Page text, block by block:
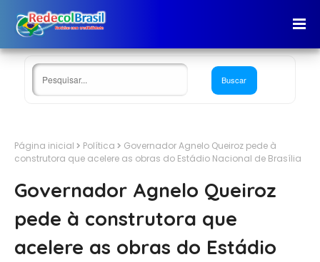
Página inicial Política
Governador Agnelo Queiroz pede à
construtora que acelere as obras do Estádio Nacional de Brasília
Governador Agnelo Queiroz
pede à construtora que
acelere as obras do Estádio